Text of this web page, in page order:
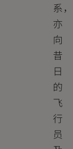
系，
亦
向
昔
日
的
飞
行
员